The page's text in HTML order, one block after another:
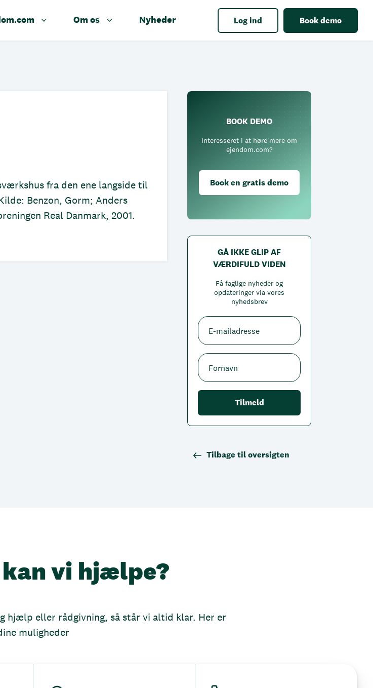
Om os Nyheder Log ind Book demo
fra den ene langside til
Benzon, Gorm; Anders
Real Danmark, 2001.
BOOK DEMO
Interesseret i at høre mere om
ejendom.com?
Book en gratis demo
GÅ IKKE GLIP AF
VÆRDIFULD VIDEN
Få faglige nyheder og
opdateringer via vores
nyhedsbrev
Tilbage til oversigten
vi hjælpe?
hjælp eller rådgivning, så står vi altid klar. Her er
muligheder